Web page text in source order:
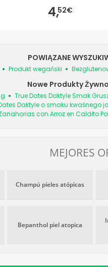
4,52€
POWIĄZANE
Produkt wegański
Nowe Produkty
True Dates Daktyle Smak
Daktyle o smaku kwaśnego
con Arroz en Caldito
MEJORES
Champú pieles atópicas
Bepanthol piel atopica